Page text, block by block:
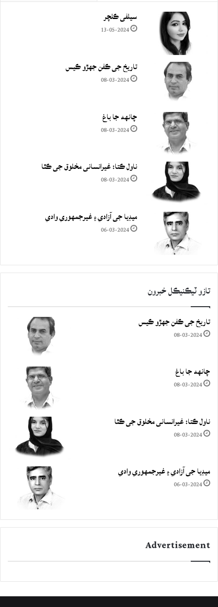
سيلفي ڪلچر
13-05-2024
تاريخ جي ڪفن جھڙو ڪيس
08-03-2024
چانهه جا باغ
08-03-2024
ناول ڪتا: غيرانساني مخلوق جي ڪٿا
08-03-2024
ميڊيا جي آزادي ۽ غيرجمھوري وادي
06-03-2024
تازو ٽيڪنيڪل خبرون
تاريخ جي ڪفن جھڙو ڪيس
08-03-2024
چانهه جا باغ
08-03-2024
ناول ڪتا: غيرانساني مخلوق جي ڪٿا
08-03-2024
ميڊيا جي آزادي ۽ غيرجمھوري وادي
06-03-2024
Advertisement